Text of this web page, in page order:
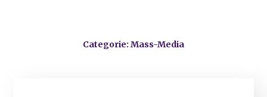
Categorie: Mass-Media